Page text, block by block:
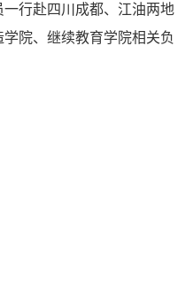
行赴四川成都、江油两地
院、继续教育学院相关负